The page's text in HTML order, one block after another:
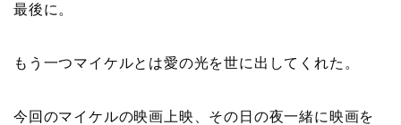
最後に。
もう一つマイケルとは愛の光を世に出してくれた。
今回のマイケルの映画上映、その日の夜一緒に映画を